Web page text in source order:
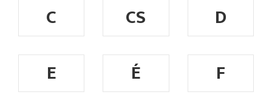
C CS
D
E
É
F